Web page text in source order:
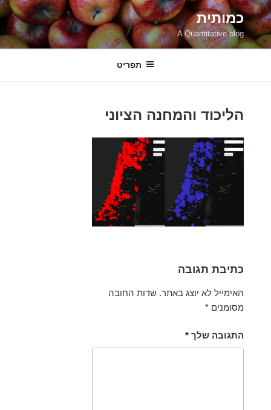
דילוג
לתוכן
כמותית
A Quantitative blog
תפריט
הליכוד והמחנה הציוני
כתיבת תגובה
האימייל לא יוצג באתר. שדות החובה
מסומנים *
התגובה שלך *